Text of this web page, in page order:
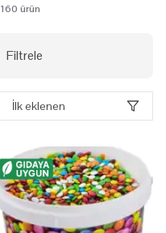
160 ürün
Filtrele
İlk eklenen